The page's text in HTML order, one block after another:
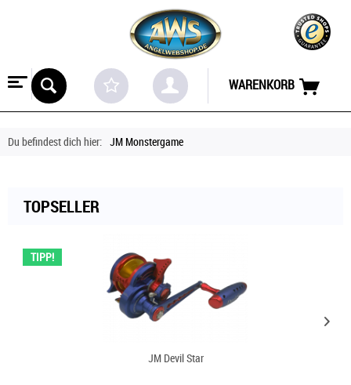
WARENKORB
Du befindest dich hier: JM Monstergame
TOPSELLER
TIPP!
JM Devil Star